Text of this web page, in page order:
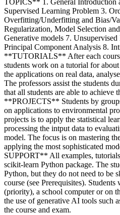
TOPICS** 1. General Introduction
Supervised Learning Problem 3.
Overfitting/Underfitting and Bias/
Regularization, Model Selection
Generative models 7.
Principal Component Analysis 8.
**TUTORIALS** After each
students work on a tutorial for
the applications on real data,
The professors assist the students
that all students are able to achieve
**PROJECTS** Students by
on applications to environmental
projects is to apply the statistical
processing the intput data to
model. The focus is on mastering
applying the most sophisticated
SUPPORT** All examples,
scikit-learn Python package. The
Python, but they do not need to be
course (see Prerequisites).
(priority), a school computer or on
the use of generative AI tools such
the course and exam.